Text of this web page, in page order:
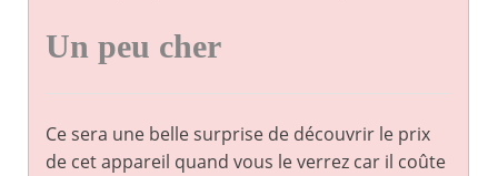
Un peu cher
Ce sera une belle surprise de découvrir le prix
de cet appareil quand vous le verrez car il coûte